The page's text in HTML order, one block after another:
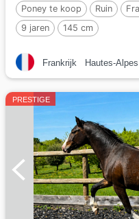
Poney te koop Ruin
9 jaren
145 cm
Frankrijk Hautes-Alpes
PRESTIGE